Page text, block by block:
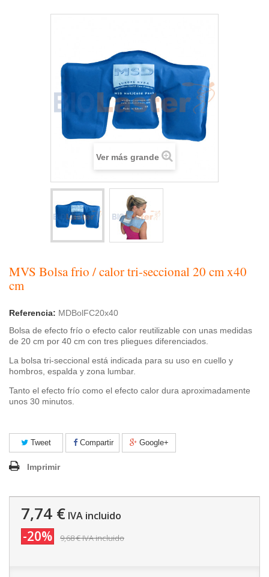
Ver más grande
MVS Bolsa frio / calor tri-seccional 20 cm x40
cm
Referencia: MDBolFC20x40
Bolsa de efecto frío o efecto calor reutilizable con unas medidas
de 20 cm por 40 cm con tres pliegues diferenciados.
La bolsa tri-seccional está indicada para su uso en cuello y
hombros, espalda y zona lumbar.
Tanto el efecto frío como el efecto calor dura aproximadamente
unos 30 minutos.
Tweet Compartir Google+
Imprimir
7,74 € IVA incluido
-20% 9,68 €IVA incluido